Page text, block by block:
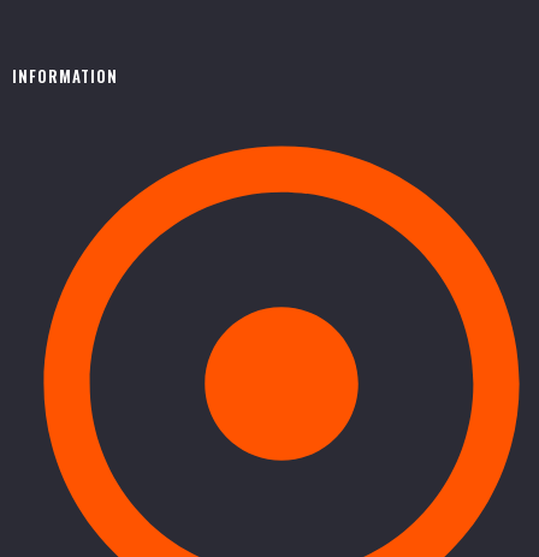
INFORMATION